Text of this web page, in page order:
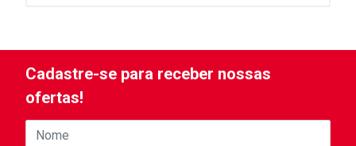
Cadastre-se para receber nossas
ofertas!